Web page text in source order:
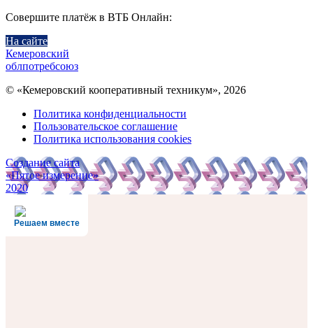
Совершите платёж в ВТБ Онлайн:
На сайте
Кемеровский
облпотребсоюз
© «Кемеровский кооперативный техникум», 2026
Политика конфиденциальности
Пользовательское соглашение
Политика использования cookies
Создание сайта
«Пятое измерение»
2020
Решаем вместе